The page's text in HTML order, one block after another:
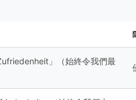
」（始終令我們最